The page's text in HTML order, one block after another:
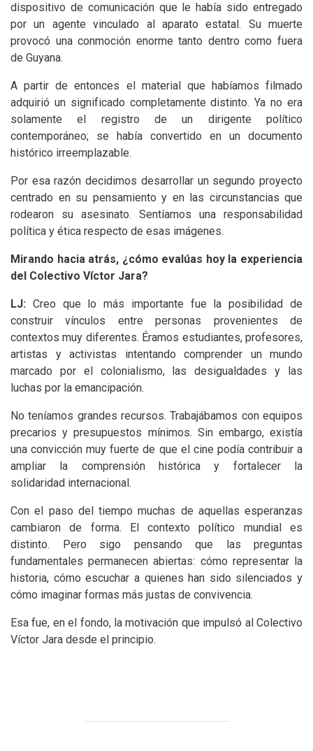
dispositivo de comunicación que le había sido entregado
por un agente vinculado al aparato estatal. Su muerte
provocó una conmoción enorme tanto dentro como fuera
de Guyana.
A partir de entonces el material que habíamos filmado
adquirió un significado completamente distinto. Ya no era
solamente el registro de un dirigente político
contemporáneo; se había convertido en un documento
histórico irreemplazable.
Por esa razón decidimos desarrollar un segundo proyecto
centrado en su pensamiento y en las circunstancias que
rodearon su asesinato. Sentíamos una responsabilidad
política y ética respecto de esas imágenes.
Mirando hacia atrás, ¿cómo evalúas hoy la experiencia
del Colectivo Víctor Jara?
LJ: Creo que lo más importante fue la posibilidad de
construir vínculos entre personas provenientes de
contextos muy diferentes. Éramos estudiantes, profesores,
artistas y activistas intentando comprender un mundo
marcado por el colonialismo, las desigualdades y las
luchas por la emancipación.
No teníamos grandes recursos. Trabajábamos con equipos
precarios y presupuestos mínimos. Sin embargo, existía
una convicción muy fuerte de que el cine podía contribuir a
ampliar la comprensión histórica y fortalecer la
solidaridad internacional.
Con el paso del tiempo muchas de aquellas esperanzas
cambiaron de forma. El contexto político mundial es
distinto. Pero sigo pensando que las preguntas
fundamentales permanecen abiertas: cómo representar la
historia, cómo escuchar a quienes han sido silenciados y
cómo imaginar formas más justas de convivencia.
Esa fue, en el fondo, la motivación que impulsó al Colectivo
Víctor Jara desde el principio.